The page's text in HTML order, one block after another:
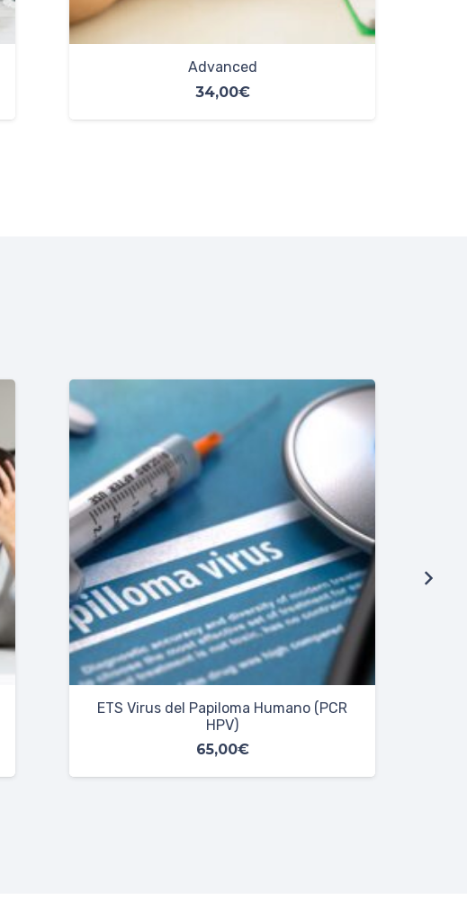
Premium
65,00€
ETS PCR Chlamydia trachomatis
45,00€